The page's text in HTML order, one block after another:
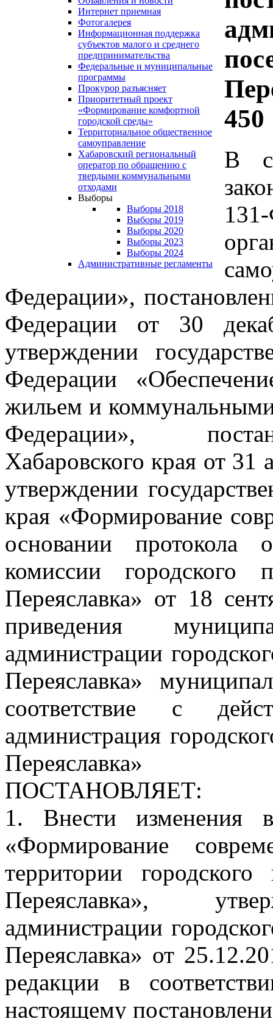
Интернет приемная
Фотогалерея
Информационная поддержка
субъектов малого и среднего
предпринимательства
Федеральные и муниципальные
программы
Прокурор разъясняет
Приоритетный проект
«Формирование комфортной
городской среды»
Территориальное общественное
самоуправление
Хабаровский региональный
оператор по обращению с
твердыми коммунальными
отходами
Выборы
Выборы 2018
Выборы 2019
Выборы 2020
Выборы 2023
Выборы 2024
Административные регламенты
450
В
Федерации»,
Федерации от 30
утверждении
Федерации
жильем и
Федерации»,
Хабаровского края от
утверждении
края «Формирование
основании протокола
комиссии городского
Переяславка» от 18
приведения
администрации
Переяславка»
соответствие с
администрация
Переяславка»
ПОСТАНОВЛЯЕТ:
1. Внести изменения
«Формирование
территории
Переяславка»,
администрации
Переяславка» от
редакции в
настоящему